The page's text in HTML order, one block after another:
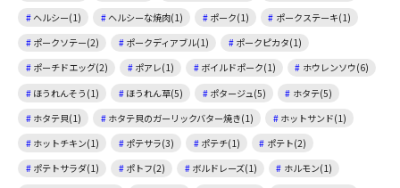
ヘルシー(1)
ヘルシーな焼肉(1) ポーク(1)
ポークステーキ(1)
ポークソテー(2)
ポークディアブル(1)
ポークピカタ(1)
ポーチドエッグ(2)
ポアレ(1) ボイルドポーク(1)
ホウレンソウ(6)
ほうれんそう(1)
ほうれん草(5) ポタージュ(5)
ホタテ(5)
ホタテ貝(1)
ホタテ貝のガーリックバター焼き(1)
ホットサンド(1)
ホットチキン(1)
ポテサラ(3) ポテチ(1)
ポテト(2)
ポテトサラダ(1)
ポトフ(2) ボルドレーズ(1)
ホルモン(1)